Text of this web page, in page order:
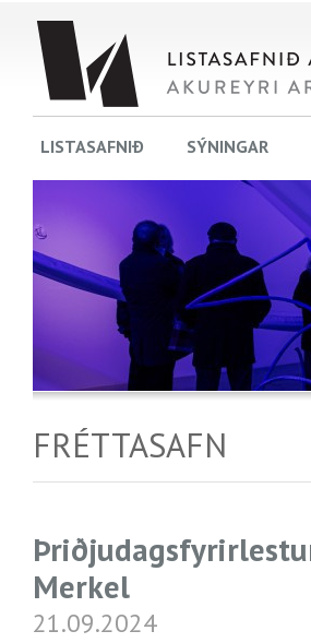
FRÉTTASAFN
Merkel
21.09.2024
LISTASAFNIÐ SÝNINGAR